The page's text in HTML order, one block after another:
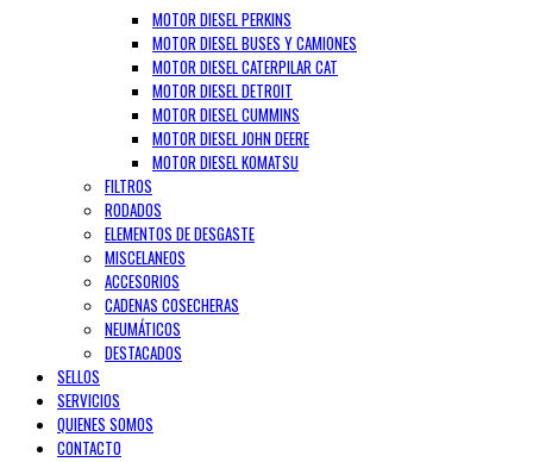
MOTOR DIESEL PERKINS
MOTOR DIESEL BUSES Y CAMIONES
MOTOR DIESEL CATERPILAR CAT
MOTOR DIESEL DETROIT
MOTOR DIESEL CUMMINS
MOTOR DIESEL JOHN DEERE
MOTOR DIESEL KOMATSU
FILTROS
RODADOS
ELEMENTOS DE DESGASTE
MISCELANEOS
ACCESORIOS
CADENAS COSECHERAS
NEUMÁTICOS
DESTACADOS
SELLOS
SERVICIOS
QUIENES SOMOS
CONTACTO